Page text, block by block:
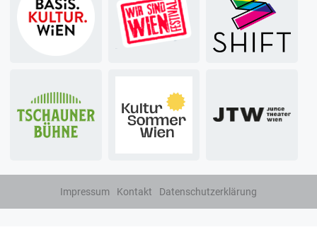
Impressum Kontakt Datenschutzerklärung